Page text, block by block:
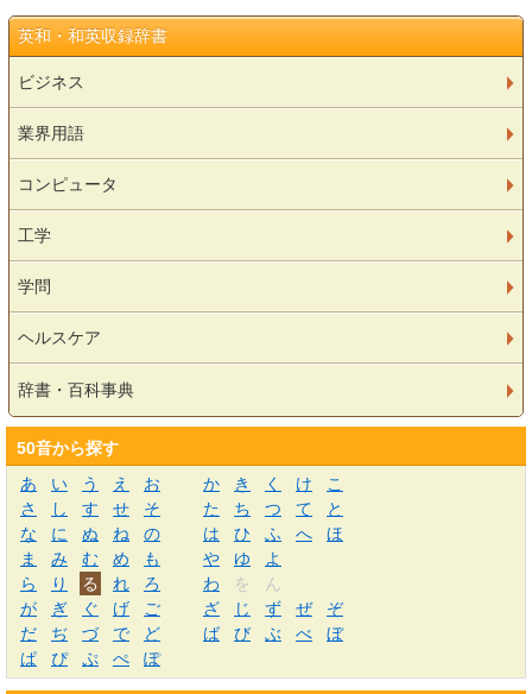
英和・和英収録辞書
ビジネス
業界用語
コンピュータ
工学
学問
ヘルスケア
辞書・百科事典
50音から探す
あ
い う え お か き く け
こ
さ
し す せ そ た ち つ て
と
な
に ぬ ね の は ひ ふ へ
ほ
ま
み む め も や ゆ
よ
ら
り る れ ろ わ を
ん
が
ぎ ぐ げ ご ざ じ ず ぜ
ぞ
だ
ぢ づ で ど ば び ぶ べ
ぼ
ぱ
ぴ ぷ ぺ ぽ